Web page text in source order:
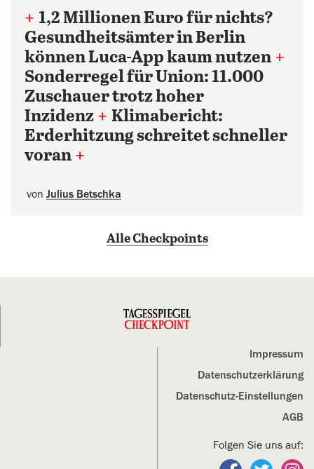
+ 1,2 Millionen Euro für nichts?
Gesundheitsämter in Berlin
können Luca-App kaum nutzen +
Sonderregel für Union: 11.000
Zuschauer trotz hoher
Inzidenz + Klimabericht:
Erderhitzung schreitet schneller
voran +
von Julius Betschka
Alle Checkpoints
Impressum
Datenschutz­erklärung
Datenschutz-Einstellungen
AGB
Folgen Sie uns auf:
Folgen Sie